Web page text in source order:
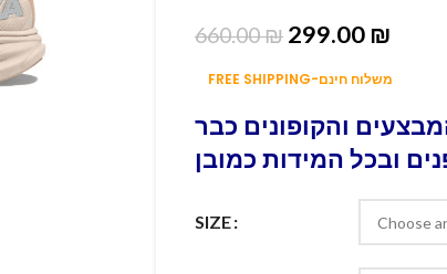
660.00₪ 299.00 ₪
FREE SHIPPING-משלוח חינם
והקופונים כבר
ובכל המידות כמובן
SIZE